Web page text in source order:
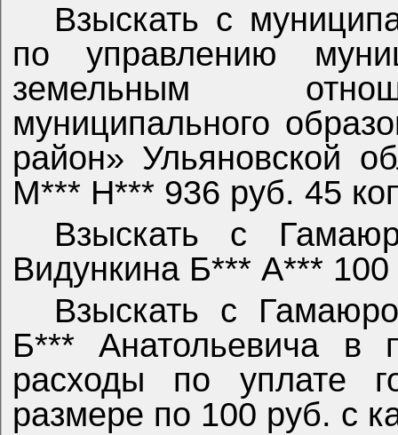
Взыскать с
по управлению
земельным
муниципального
район» Ульяновской
М*** Н*** 936 руб. 45
Взыскать с
Видункина Б*** А*** 100
Взыскать с
Б*** Анатольевича в
расходы по уплате
размере по 100 руб. с